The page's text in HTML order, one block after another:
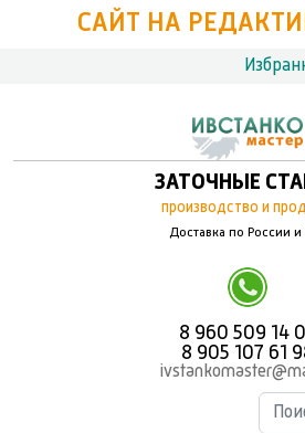
САЙТ НА
ЗАТОЧНЫЕ
производство и
Доставка по России и
8 960 509 14
8 905 107 61